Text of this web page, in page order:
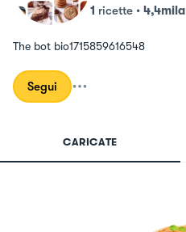
1 ricette • 4,4mila
The bot bio1715859616548
Segui
CARICATE